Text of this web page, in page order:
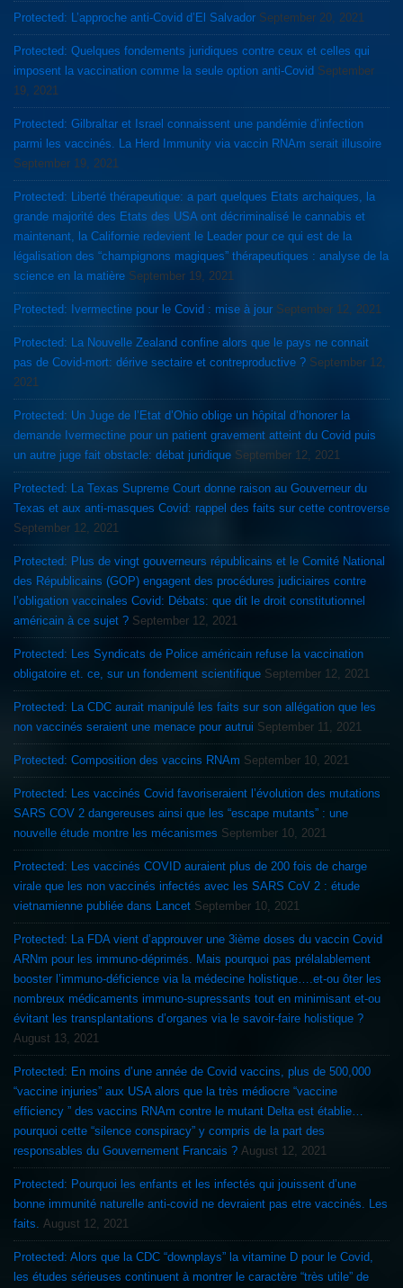
Protected: L’approche anti-Covid d’El Salvador September 20, 2021
Protected: Quelques fondements juridiques contre ceux et celles qui
imposent la vaccination comme la seule option anti-Covid September
19, 2021
Protected: Gilbraltar et Israel connaissent une pandémie d’infection
parmi les vaccinés. La Herd Immunity via vaccin RNAm serait illusoire
September 19, 2021
Protected: Liberté thérapeutique: a part quelques Etats archaiques, la
grande majorité des Etats des USA ont décriminalisé le cannabis et
maintenant, la Californie redevient le Leader pour ce qui est de la
légalisation des “champignons magiques” thérapeutiques : analyse de la
science en la matière September 19, 2021
Protected: Ivermectine pour le Covid : mise à jour September 12, 2021
Protected: La Nouvelle Zealand confine alors que le pays ne connait
pas de Covid-mort: dérive sectaire et contreproductive ? September 12,
2021
Protected: Un Juge de l’Etat d’Ohio oblige un hôpital d’honorer la
demande Ivermectine pour un patient gravement atteint du Covid puis
un autre juge fait obstacle: débat juridique September 12, 2021
Protected: La Texas Supreme Court donne raison au Gouverneur du
Texas et aux anti-masques Covid: rappel des faits sur cette controverse
September 12, 2021
Protected: Plus de vingt gouverneurs républicains et le Comité National
des Républicains (GOP) engagent des procédures judiciaires contre
l’obligation vaccinales Covid: Débats: que dit le droit constitutionnel
américain à ce sujet ? September 12, 2021
Protected: Les Syndicats de Police américain refuse la vaccination
obligatoire et. ce, sur un fondement scientifique September 12, 2021
Protected: La CDC aurait manipulé les faits sur son allégation que les
non vaccinés seraient une menace pour autrui September 11, 2021
Protected: Composition des vaccins RNAm September 10, 2021
Protected: Les vaccinés Covid favoriseraient l’évolution des mutations
SARS COV 2 dangereuses ainsi que les “escape mutants” : une
nouvelle étude montre les mécanismes September 10, 2021
Protected: Les vaccinés COVID auraient plus de 200 fois de charge
virale que les non vaccinés infectés avec les SARS CoV 2 : étude
vietnamienne publiée dans Lancet September 10, 2021
Protected: La FDA vient d’approuver une 3ième doses du vaccin Covid
ARNm pour les immuno-déprimés. Mais pourquoi pas prélalablement
booster l’immuno-déficience via la médecine holistique….et-ou ôter les
nombreux médicaments immuno-supressants tout en minimisant et-ou
évitant les transplantations d’organes via le savoir-faire holistique ?
August 13, 2021
Protected: En moins d’une année de Covid vaccins, plus de 500,000
“vaccine injuries” aux USA alors que la très médiocre “vaccine
efficiency ” des vaccins RNAm contre le mutant Delta est établie…
pourquoi cette “silence conspiracy” y compris de la part des
responsables du Gouvernement Francais ? August 12, 2021
Protected: Pourquoi les enfants et les infectés qui jouissent d’une
bonne immunité naturelle anti-covid ne devraient pas etre vaccinés. Les
faits.
August 12, 2021
Protected: Alors que la CDC “downplays” la vitamine D pour le Covid,
les études sérieuses continuent à montrer le caractère “très utile” de